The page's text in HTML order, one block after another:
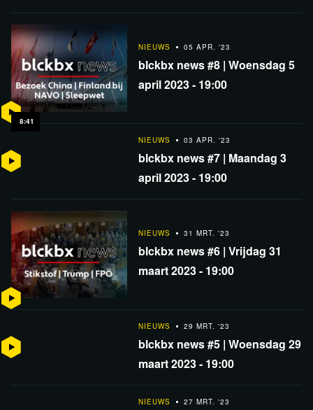
8:41
NIEUWS 05 APR. '23
blckbx news #8 | Woensdag 5
april 2023 - 19:00
NIEUWS 03 APR. '23
blckbx news #7 | Maandag 3
april 2023 - 19:00
NIEUWS 31 MRT. '23
blckbx news #6 | Vrijdag 31
maart 2023 - 19:00
NIEUWS 29 MRT. '23
blckbx news #5 | Woensdag 29
maart 2023 - 19:00
NIEUWS 27 MRT. '23